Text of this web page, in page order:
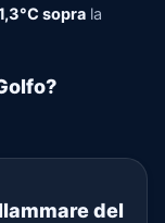
sopra la
del